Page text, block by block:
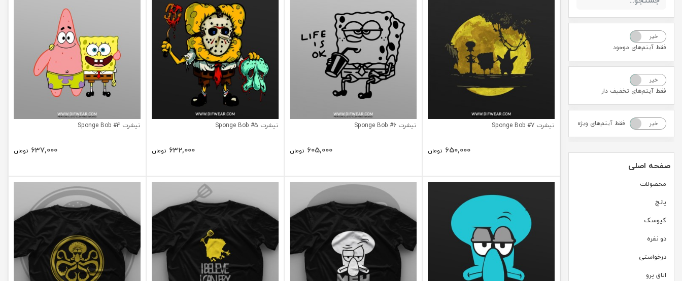
خیر
فقط آیتم‌های موجود
خیر
فقط آیتم‌های تخفیف دار
بله خیر فقط آیتم‌های ویژه
صفحه اصلی
محصولات
پانچ
کیوسک
دو نفره
درخواستی
اتاق پرو
تیشرت Sponge Bob #7
650,000 تومان
تیشرت Sponge Bob #6
605,000 تومان
تیشرت Sponge Bob #5
632,000 تومان
تیشرت Sponge Bob #4
637,000 تومان